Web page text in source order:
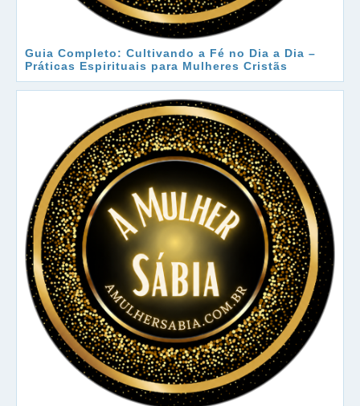
Guia Completo: Cultivando a Fé no Dia a Dia –
Práticas Espirituais para Mulheres Cristãs